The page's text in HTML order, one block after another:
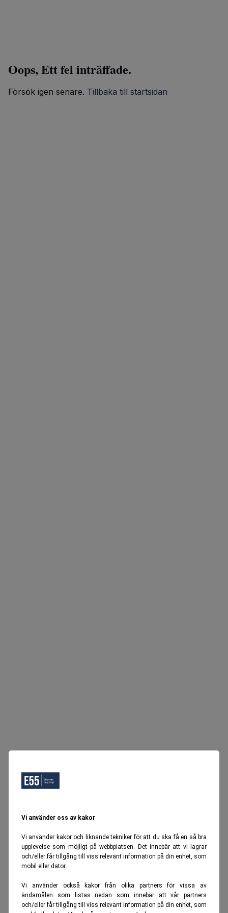
Vi använder oss av kakor
Vi använder kakor och liknande tekniker för att du ska få en så bra
upplevelse som möjligt på webbplatsen. Det innebär att vi lagrar
och/eller får tillgång till viss relevant information på din enhet, som
mobil eller dator.
Vi använder också kakor från olika partners för vissa av
ändamålen som listas nedan som innebär att vår partners
och/eller får tillgång till viss relevant information på din enhet, som
Oops, Ett fel inträffade.
Försök igen senare. Tillbaka till startsidan